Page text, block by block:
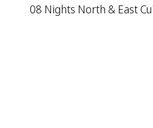
08 Nights North & East